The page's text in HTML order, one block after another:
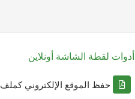
أدوات لقطة الشاشة أونلاين
حفظ الموقع الإلكتروني كملف PDF